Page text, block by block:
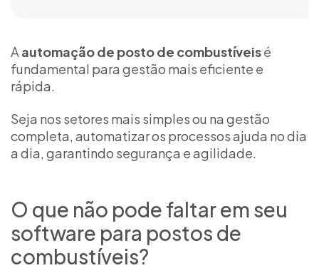
A automação de posto de combustíveisé
fundamental para gestão mais eficiente e
rápida.
Seja nos setores mais simples ou na gestão
completa, automatizar os processos ajuda no dia
a dia, garantindo segurança e agilidade.
O que não pode faltar em seu
software para postos de
combustíveis?